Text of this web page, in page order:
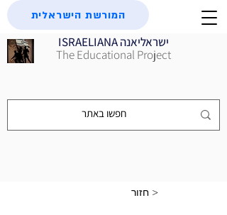
ISRAELIANA ישראליאנה
The Educational Project
המורשת הישראלית
חזור >